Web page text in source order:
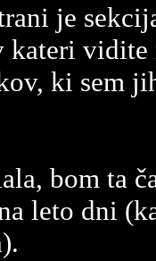
je
vidite
ki sem
bom ta
leto dni